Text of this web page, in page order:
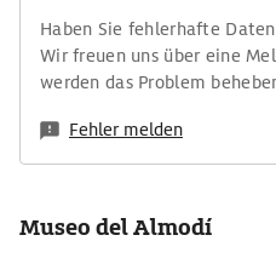
Haben Sie fehlerhafte
Wir freuen uns über eine
werden das Problem
Fehler melden
Museo del Almodí